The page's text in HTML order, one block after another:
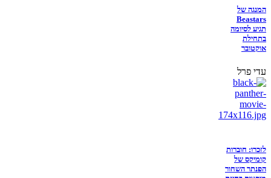
המנגה של
Beastars
תגיע לסיומה
בתחילת
אוקטובר
עדי פרל
לזכרו: חוברות
קומיקס של
הפנתר השחור